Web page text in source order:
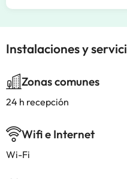
Instalaciones y
Zonas comunes
24 h recepción
Wifi e Internet
Wi-Fi